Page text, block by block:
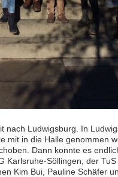
nach Ludwigsburg. In
mit in die Halle genommen
Dann konnte es
Söllingen, der
Kim Bui, Pauline Schäfer